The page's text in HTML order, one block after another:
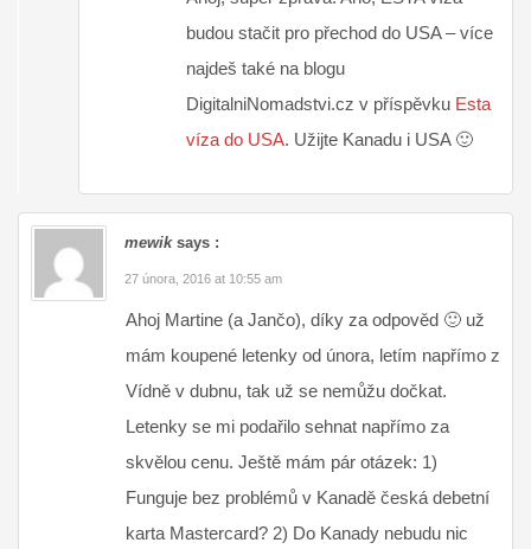
budou stačit pro přechod do USA – více
najdeš také na blogu
DigitalniNomadstvi.cz v příspěvku Esta
víza do USA. Užijte Kanadu i USA 🙂
mewiksays :
27 února, 2016 at 10:55 am
Ahoj Martine (a Jančo), díky za odpověd 🙂 už
mám koupené letenky od února, letím napřímo z
Vídně v dubnu, tak už se nemůžu dočkat.
Letenky se mi podařilo sehnat napřímo za
skvělou cenu. Ještě mám pár otázek: 1)
Funguje bez problémů v Kanadě česká debetní
karta Mastercard? 2) Do Kanady nebudu nic